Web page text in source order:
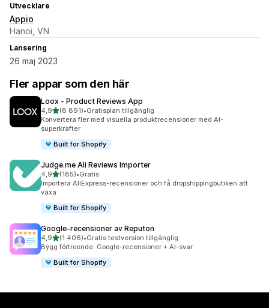
Utvecklare
Appio
Hanoi, VN
Lansering
26 maj 2023
Fler appar som den här
Loox ‑ Product Reviews App
4,9av 5 stjärnor
(8 891)
8891 recensioner totalt
•Gratisplan tillgänglig
Konvertera fler med visuella produktrecensioner med AI-
superkrafter
Built for Shopify
Judge.me Ali Reviews Importer
4,9av 5 stjärnor
(185)
185 recensioner totalt
•Gratis
Importera AliExpress-recensioner och få dropshippingbutiken att
växa
Built for Shopify
Google‑recensioner av Reputon
4,9av 5 stjärnor
(1 406)
1406 recensioner totalt
•Gratis testversion tillgänglig
Bygg förtroende: Google-recensioner + AI-svar
Built for Shopify